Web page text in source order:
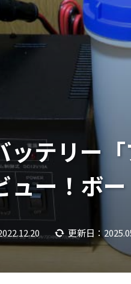
ッテリー
ュー！ボ
更新日：